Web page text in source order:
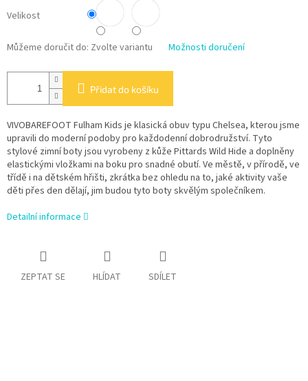
Velikost
Můžeme doručit do: Zvolte variantu Možnosti doručení
Přidat do košíku
VIVOBAREFOOT Fulham Kids je klasická obuv typu Chelsea, kterou jsme
upravili do moderní podoby pro každodenní dobrodružství. Tyto
stylové zimní boty jsou vyrobeny z kůže Pittards Wild Hide a doplněny
elastickými vložkami na boku pro snadné obutí. Ve městě, v přírodě, ve
třídě i na dětském hřišti, zkrátka bez ohledu na to, jaké aktivity vaše
děti přes den dělají, jim budou tyto boty skvělým společníkem.
Detailní informace
ZEPTAT SE HLÍDAT SDÍLET